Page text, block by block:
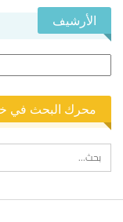
الأرشيف
محرك البحث في